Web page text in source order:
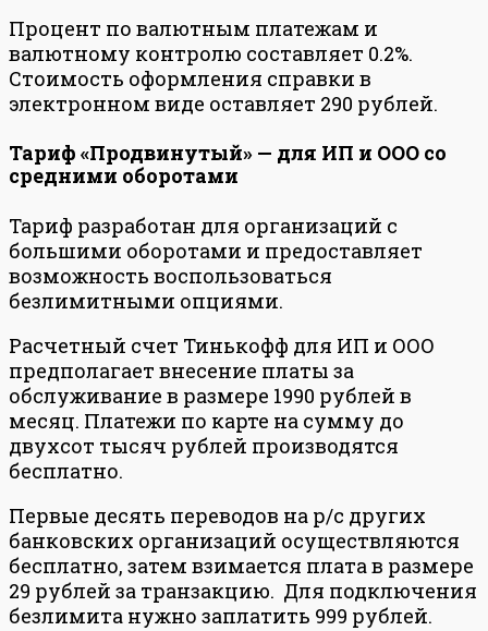
Процент по валютным платежам и
валютному контролю составляет 0.2%.
Стоимость оформления справки в
электронном виде оставляет 290 рублей.
Тариф «Продвинутый» — для ИП и ООО со
средними оборотами
Тариф разработан для организаций с
большими оборотами и предоставляет
возможность воспользоваться
безлимитными опциями.
Расчетный счет Тинькофф для ИП и ООО
предполагает внесение платы за
обслуживание в размере 1990 рублей в
месяц. Платежи по карте на сумму до
двухсот тысяч рублей производятся
бесплатно.
Первые десять переводов на р/с других
банковских организаций осуществляются
бесплатно, затем взимается плата в размере
29 рублей за транзакцию. Для подключения
безлимита нужно заплатить 999 рублей.